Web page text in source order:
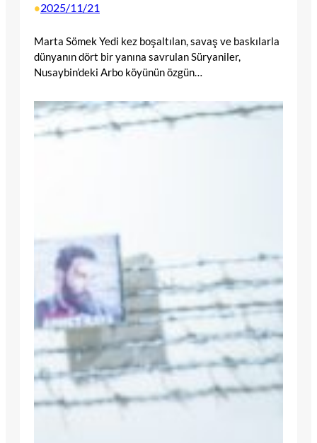
•2025/11/21
Marta Sömek Yedi kez boşaltılan, savaş ve baskılarla
dünyanın dört bir yanına savrulan Süryaniler,
Nusaybin’deki Arbo köyünün özgün…